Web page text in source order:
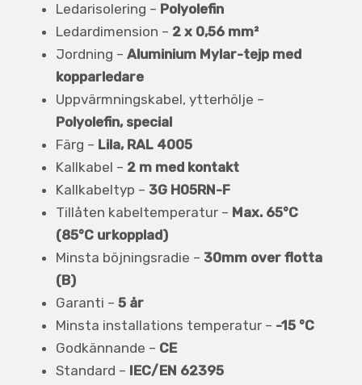
Ledarisolering – Polyolefin
Ledardimension – 2 x 0,56 mm²
Jordning – Aluminium Mylar-tejp med
kopparledare
Uppvärmningskabel, ytterhölje –
Polyolefin, special
Färg – Lila, RAL 4005
Kallkabel – 2 m med kontakt
Kallkabeltyp – 3G H05RN-F
Tillåten kabeltemperatur – Max. 65°C
(85°C urkopplad)
Minsta böjningsradie – 30mm over flotta
(B)
Garanti – 5 år
Minsta installations temperatur – -15 °C
Godkännande – CE
Standard – IEC/EN 62395